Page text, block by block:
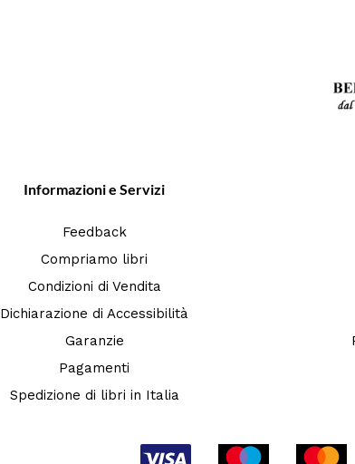
Informazioni e Servizi
Feedback
Compriamo libri
Condizioni di Vendita
Dichiarazione di Accessibilità
Garanzie
Pagamenti
Spedizione di libri in Italia